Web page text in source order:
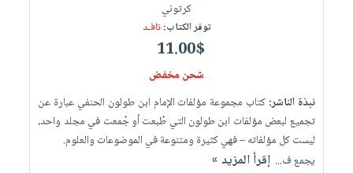
كرتوني
توفر الكتاب: نافـد
11.00$
شحن مخفض
نبذة الناشر:كتاب مجموعة مؤلفات الإمام ابن طولون الحنفي عبارة عن
تجميع لبعض مؤلفات ابن طولون التي طُبعت أو جُمعت في مجلد واحد،
ليست كل مؤلفاته – فهي كثيرة ومتنوعة في الموضوعات والعلوم.
يجمع ف... إقرأ المزيد »